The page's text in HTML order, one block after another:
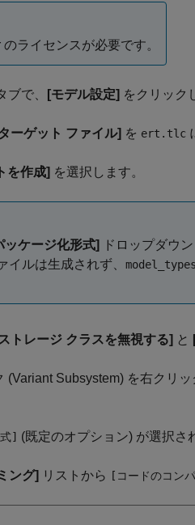
ライセンスが必要です。
ブで、 [モデル設定] をクリック
ーゲット ファイル] を ert.tlc
を作成] を選択します。
ッケージ化形式] ドロップダウ
イルは生成されず、
トレージ クラスを無視する] と
(Variant Subsystem) を右クリ
] (既定のオプション) が選択さ
ング] リストから [コードのコン